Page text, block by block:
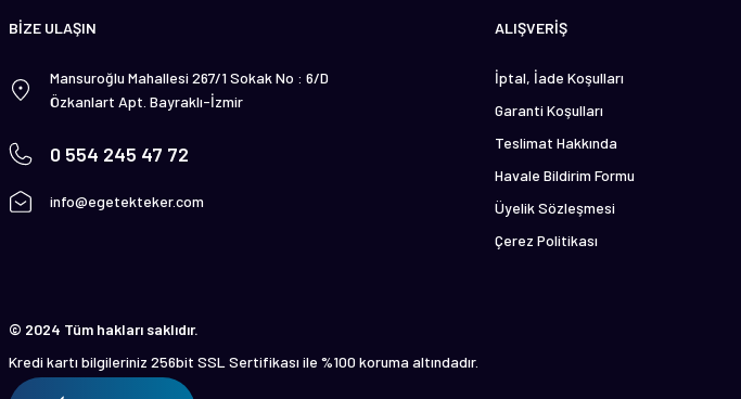
BİZE ULAŞIN
Mansuroğlu Mahallesi 267/1 Sokak No : 6/D
Özkanlart Apt. Bayraklı-İzmir
0 554 245 47 72
info@egetekteker.com
ALIŞVERİŞ
İptal, İade Koşulları
Garanti Koşulları
Teslimat Hakkında
Havale Bildirim Formu
Üyelik Sözleşmesi
Çerez Politikası
© 2024 Tüm hakları saklıdır.
Kredi kartı bilgileriniz 256bit SSL Sertifikası ile %100 koruma altındadır.